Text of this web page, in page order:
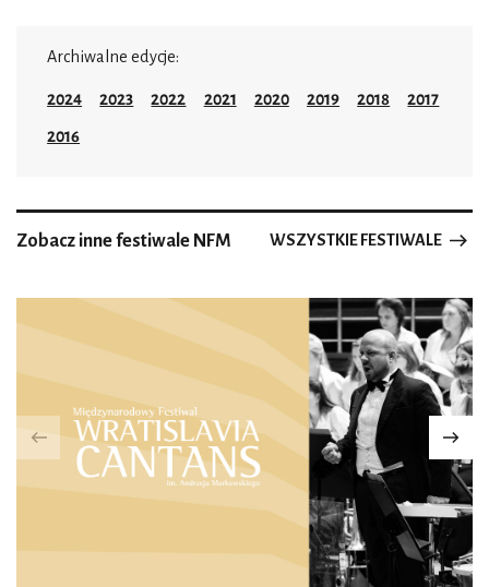
Archiwalne edycje:
2024 2023 2022 2021 2020 2019 2018 2017
2016
Zobacz inne festiwale NFM WSZYSTKIE FESTIWALE